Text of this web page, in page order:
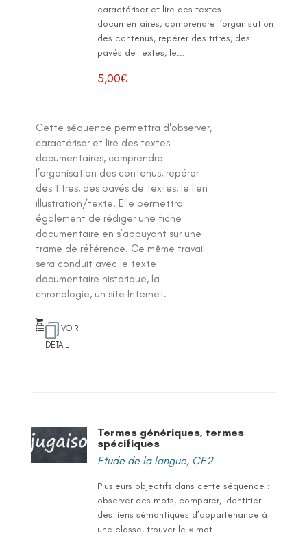
caractériser et lire des textes
documentaires, comprendre l’organisation
des contenus, repérer des titres, des
pavés de textes, le...
5,00€
Cette séquence permettra d'observer,
caractériser et lire des textes
documentaires, comprendre
l’organisation des contenus, repérer
des titres, des pavés de textes, le lien
illustration/texte. Elle permettra
également de rédiger une fiche
documentaire en s’appuyant sur une
trame de référence. Ce même travail
sera conduit avec le texte
documentaire historique, la
chronologie, un site Internet.
VOIR
DETAIL
Termes génériques, termes
spécifiques
Etude de la langue, CE2
Plusieurs objectifs dans cette séquence :
observer des mots, comparer, identifier
des liens sémantiques d’appartenance à
une classe, trouver le « mot...